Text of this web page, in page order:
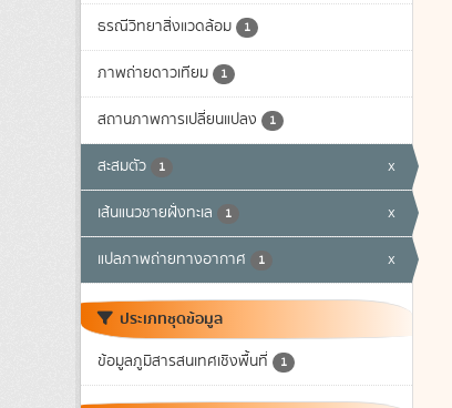
ธรณีวิทยาสิ่งแวดล้อม 1
ภาพถ่ายดาวเทียม 1
สถานภาพการเปลี่ยนแปลง 1
สะสมตัว 1 x
เส้นแนวชายฝั่งทะเล 1 x
แปลภาพถ่ายทางอากาศ 1 x
ประเภทชุดข้อมูล
ข้อมูลภูมิสารสนเทศเชิงพื้นที่ 1